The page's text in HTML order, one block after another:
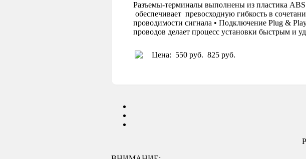
Разъемы-терминалы выполнены из пластика
обеспечивает превосходную гибкость в
проводимости сигнала • Подключение Plug &
проводов делает процесс установки быстрым и
Цена: 550 руб. 825 руб.